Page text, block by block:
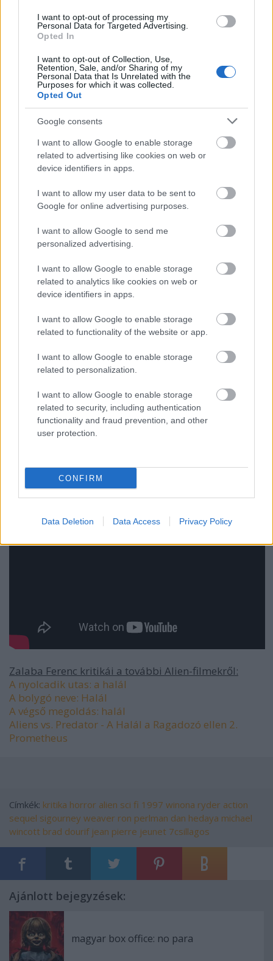
I want to opt-out of processing my
Personal Data for Targeted Advertising.
Opted In
I want to opt-out of Collection, Use,
Retention, Sale, and/or Sharing of my
Personal Data that Is Unrelated with the
Purposes for which it was collected.
Opted Out
Google consents
I want to allow Google to enable storage
related to advertising like cookies on web or
device identifiers in apps.
I want to allow my user data to be sent to
Google for online advertising purposes.
I want to allow Google to send me
personalized advertising.
I want to allow Google to enable storage
related to analytics like cookies on web or
device identifiers in apps.
I want to allow Google to enable storage
related to functionality of the website or app.
I want to allow Google to enable storage
related to personalization.
I want to allow Google to enable storage
related to security, including authentication
functionality and fraud prevention, and other
user protection.
CONFIRM
Data Deletion Data Access Privacy Policy
akciófilmben, és leússzák őket a fejletlenebb
anatómiájú homo sapiensek (de mégsem akkora
vereség ez a fajnak, mint mikor Sanaa Lathan lefutja
az irdatlan méretű királynőt az
Predatorban). Ami a friss feláldozhatókat illeti, akad
elég kultikus arc (Ron Perlman, Dan Hedaya, Michael
Wincott vagy a legbénább pillanatokat kiérdemelt
Brad Dourif), aki megkaphatja a magáét, és
folytatódik a robotok elrejtése a szereplőgárdában,
csavarként tökéletesen ellentétes célzattal, mint az
első részben, tökéletesen zavarba hozó
szereposztásban.
A zavarba hozás, az megy ennek a filmnek. A
Feltámad a halálláttán joggal vakarta a fejét az, aki
az Alien-sorozatot a kínzó feszültség, a súlyosan
telepedő atmoszféra, a kétségbeesés érzékeltetése
és az idegen faj tulajdonképpeni legyőzhetetlensége
önismétlésektől nem szabadulva - másfelé jelölte ki
csapásait, amik megkérdőjelezhetőek, de
működőképesek és ésszerűek ennyi film és ennyi
hozzá higgadtság, hogy elfogadjuk annak, amivé
torzult. A sci-fi-horror random rajongóinak (vagy a
random sci-fi-horror rajongóinak?) decens, az Alien
világának középmezőnyös kedvelői számára
kielégítő szórakozás. Már ahhoz képest, hogy csak
egy klón.
Zalaba Ferenc kritikái a további Alien-filmekről:
A nyolcadik utas: a halál
A bolygó neve: Halál
A végső megoldás: halál
Aliens vs. Predator - A Halál a Ragadozó ellen 2.
Prometheus
Címkék: kritika horror alien sci fi 1997 winona ryder action
sequel sigourney weaver ron perlman dan hedaya michael
wincott brad dourif jean pierre jeunet 7csillagos
Ajánlott bejegyzések:
magyar box office: no para